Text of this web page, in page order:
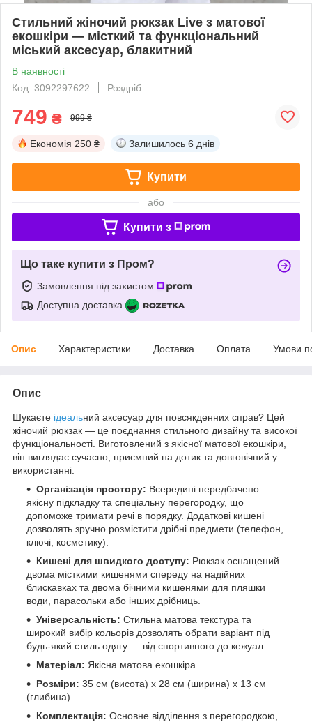
Стильний жіночий рюкзак Live з матової
екошкіри — місткий та функціональний
міський аксесуар, блакитний
В наявності
Код: 3092297622
Роздріб
749 ₴ 999 ₴
Економія 250 ₴ Залишилось 6 днів
Купити
або
Купити з
Що таке купити з Пром?
Замовлення під захистом
Доступна доставка
Опис Характеристики Доставка Оплата Умови
Опис
Шукаєте ідеальний аксесуар для повсякденних справ? Цей
жіночий рюкзак — це поєднання стильного дизайну та високої
функціональності. Виготовлений з якісної матової екошкіри,
він виглядає сучасно, приємний на дотик та довговічний у
використанні.
Організація простору: Всередині передбачено
якісну підкладку та спеціальну перегородку, що
допоможе тримати речі в порядку. Додаткові кишені
дозволять зручно розмістити дрібні предмети (телефон,
ключі, косметику).
Кишені для швидкого доступу: Рюкзак оснащений
двома місткими кишенями спереду на надійних
блискавках та двома бічними кишенями для пляшки
води, парасольки або інших дрібниць.
Універсальність: Стильна матова текстура та
широкий вибір кольорів дозволять обрати варіант під
будь-який стиль одягу — від спортивного до кежуал.
Матеріал: Якісна матова екошкіра.
Розміри: 35 см (висота) х 28 см (ширина) х 13 см
(глибина).
Комплектація: Основне відділення з перегородкою,